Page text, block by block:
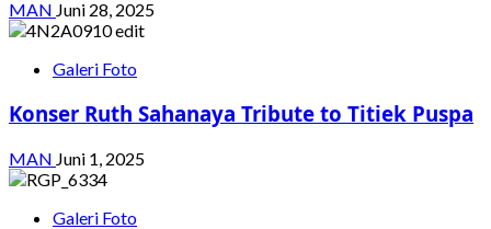
MAN Juni 28, 2025
Galeri Foto
Konser Ruth Sahanaya Tribute to Titiek Puspa
MAN Juni 1, 2025
Galeri Foto